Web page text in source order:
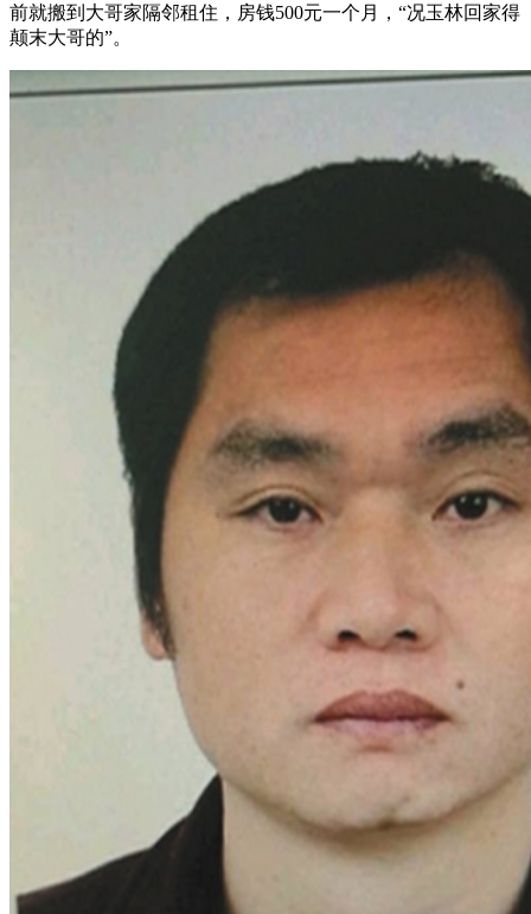
前就搬到大哥家隔邻租住，房钱500元一个月，“况玉林回家得
颠末大哥的”。